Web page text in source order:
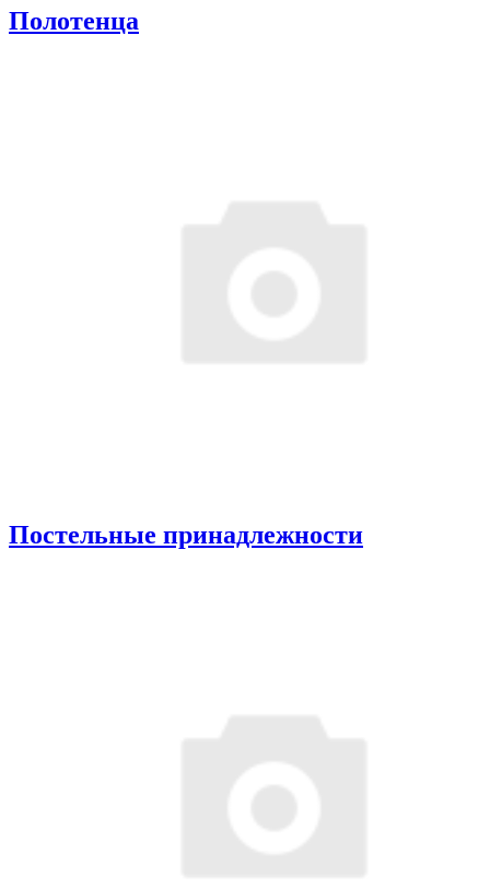
Полотенца
Постельные принадлежности